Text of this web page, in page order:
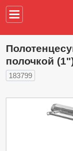
полочкой
183799